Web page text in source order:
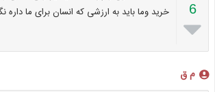
6

خرید وما باید به ارزشی که انسان برای ما داره
م ق